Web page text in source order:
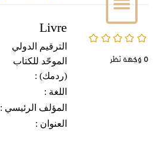
0/5
0 وُجْهَة نَظَر
Livre
الترقيم الدولي
الموحّد للكتاب
(ردمك) :
اللغة :
المؤلف الرئيسي :
العنوان :